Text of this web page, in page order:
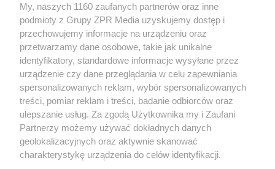
Żaden utwór zamieszczony w serwisie nie może być powielany i
rozpowszechniany lub dalej rozpowszechniany w jakikolwiek
sposób (w tym także elektroniczny lub mechaniczny) na
jakimkolwiek polu eksploatacji w jakiejkolwiek formie, włącznie z
umieszczaniem w Internecie bez pisemnej zgody właściciela praw.
Jakiekolwiek użycie lub wykorzystanie utworów w całości lub w
części z naruszeniem prawa, tzn. bez właściwej zgody, jest
zabronione pod groźbą kary i może być ścigane prawnie.
My, naszych 1160 zaufanych partnerów oraz inne
podmioty z Grupy ZPR Media uzyskujemy dostęp i
przechowujemy informacje na urządzeniu oraz
przetwarzamy dane osobowe, takie jak unikalne
identyfikatory, standardowe informacje wysyłane przez
urządzenie czy dane przeglądania w celu zapewniania
spersonalizowanych reklam, wybór spersonalizowanych
treści, pomiar reklam i treści, badanie odbiorców oraz
ulepszanie usług. Za zgodą Użytkownika my i Zaufani
Partnerzy możemy używać dokładnych danych
geolokalizacyjnych oraz aktywnie skanować
charakterystykę urządzenia do celów identyfikacji.